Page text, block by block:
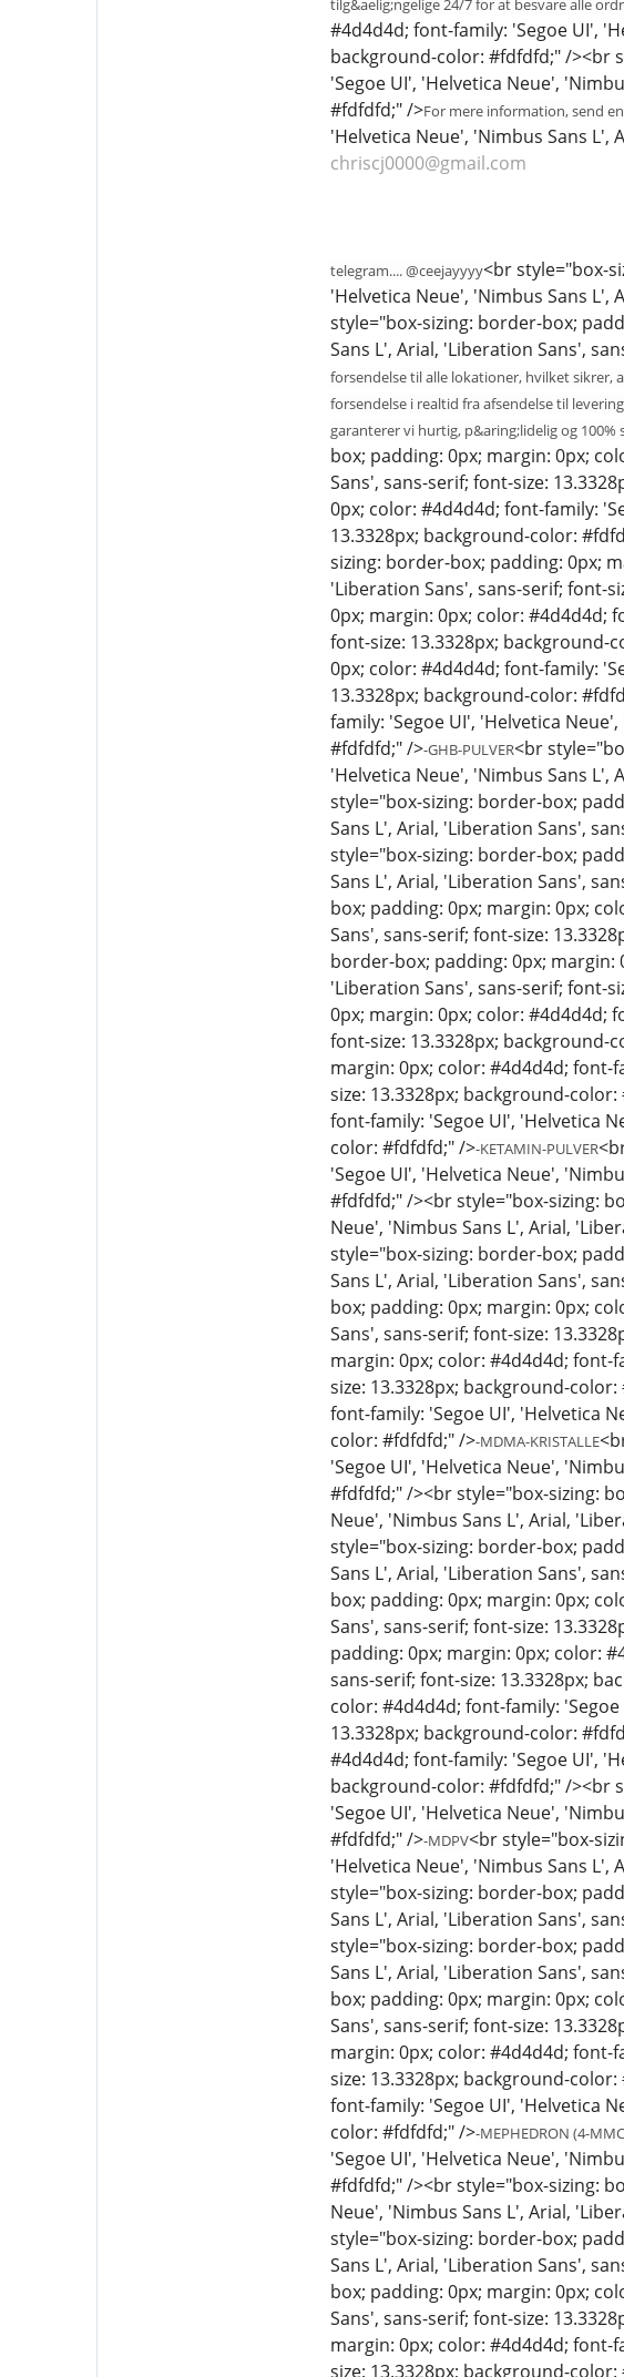
tilg&aelig;ngelige 24/7 for at besvare alle
#4d4d4d; font-family: 'Segoe UI',
background-color: #fdfdfd;" /><br
'Segoe UI', 'Helvetica Neue',
#fdfdfd;" />For mere information, send en
'Helvetica Neue', 'Nimbus Sans L',
chriscj0000@gmail.com
telegram.... @ceejayyyy<br style="box-
'Helvetica Neue', 'Nimbus Sans L',
style="box-sizing: border-box;
Sans L', Arial, 'Liberation Sans',
forsendelse til alle lokationer, hvilket sikrer,
forsendelse i realtid fra afsendelse til
garanterer vi hurtig, p&aring;lidelig og
box; padding: 0px; margin: 0px;
Sans', sans-serif; font-size:
0px; color: #4d4d4d; font-family:
13.3328px; background-color:
sizing: border-box; padding: 0px;
'Liberation Sans', sans-serif; font-
0px; margin: 0px; color: #4d4d4d;
font-size: 13.3328px; background-
0px; color: #4d4d4d; font-family:
13.3328px; background-color:
family: 'Segoe UI', 'Helvetica
#fdfdfd;" />-GHB-PULVER<br
'Helvetica Neue', 'Nimbus Sans L',
style="box-sizing: border-box;
Sans L', Arial, 'Liberation Sans',
style="box-sizing: border-box;
Sans L', Arial, 'Liberation Sans',
box; padding: 0px; margin: 0px;
Sans', sans-serif; font-size:
border-box; padding: 0px; margin:
'Liberation Sans', sans-serif; font-
0px; margin: 0px; color: #4d4d4d;
font-size: 13.3328px; background-
margin: 0px; color: #4d4d4d; font-
size: 13.3328px; background-
font-family: 'Segoe UI', 'Helvetica
color: #fdfdfd;" />-KETAMIN-PULVER
'Segoe UI', 'Helvetica Neue',
#fdfdfd;" /><br style="box-sizing:
Neue', 'Nimbus Sans L', Arial,
style="box-sizing: border-box;
Sans L', Arial, 'Liberation Sans',
box; padding: 0px; margin: 0px;
Sans', sans-serif; font-size:
margin: 0px; color: #4d4d4d; font-
size: 13.3328px; background-
font-family: 'Segoe UI', 'Helvetica
color: #fdfdfd;" />-MDMA-KRISTALLE
'Segoe UI', 'Helvetica Neue',
#fdfdfd;" /><br style="box-sizing:
Neue', 'Nimbus Sans L', Arial,
style="box-sizing: border-box;
Sans L', Arial, 'Liberation Sans',
box; padding: 0px; margin: 0px;
Sans', sans-serif; font-size:
padding: 0px; margin: 0px; color:
sans-serif; font-size: 13.3328px;
color: #4d4d4d; font-family:
13.3328px; background-color:
#4d4d4d; font-family: 'Segoe UI',
background-color: #fdfdfd;" /><br
'Segoe UI', 'Helvetica Neue',
#fdfdfd;" />-MDPV<br style="box-
'Helvetica Neue', 'Nimbus Sans L',
style="box-sizing: border-box;
Sans L', Arial, 'Liberation Sans',
style="box-sizing: border-box;
Sans L', Arial, 'Liberation Sans',
box; padding: 0px; margin: 0px;
Sans', sans-serif; font-size:
margin: 0px; color: #4d4d4d; font-
size: 13.3328px; background-
font-family: 'Segoe UI', 'Helvetica
color: #fdfdfd;" />-MEPHEDRON (4-
'Segoe UI', 'Helvetica Neue',
#fdfdfd;" /><br style="box-sizing:
Neue', 'Nimbus Sans L', Arial,
style="box-sizing: border-box;
Sans L', Arial, 'Liberation Sans',
box; padding: 0px; margin: 0px;
Sans', sans-serif; font-size:
margin: 0px; color: #4d4d4d; font-
size: 13.3328px; background-